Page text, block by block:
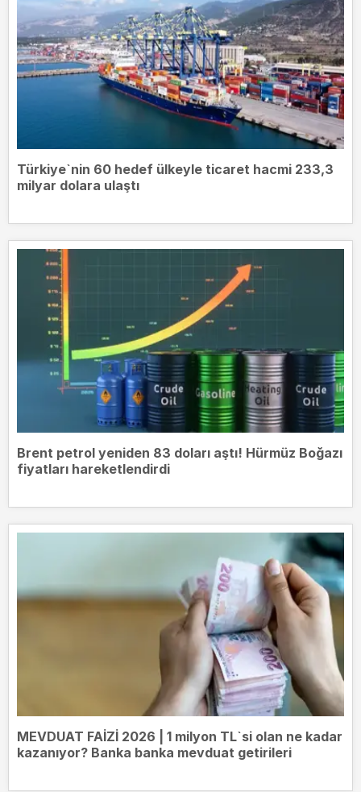
Türkiye`nin 60 hedef ülkeyle ticaret hacmi 233,3
milyar dolara ulaştı
Brent petrol yeniden 83 doları aştı! Hürmüz Boğazı
fiyatları hareketlendirdi
MEVDUAT FAİZİ 2026 | 1 milyon TL`si olan ne kadar
kazanıyor? Banka banka mevduat getirileri